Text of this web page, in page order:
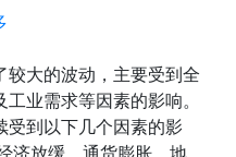
较大的波动，主要受到全
业需求等因素的影响。
受到以下几个因素的影
济放缓、通货膨胀、地